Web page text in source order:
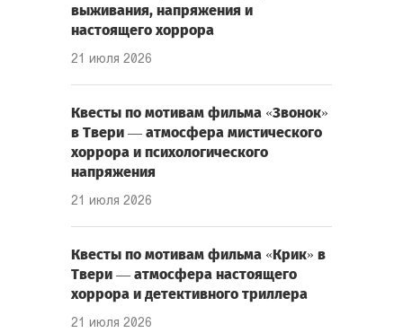
выживания, напряжения и
настоящего хоррора
21 июля 2026
Квесты по мотивам фильма «Звонок»
в Твери — атмосфера мистического
хоррора и психологического
напряжения
21 июля 2026
Квесты по мотивам фильма «Крик» в
Твери — атмосфера настоящего
хоррора и детективного триллера
21 июля 2026